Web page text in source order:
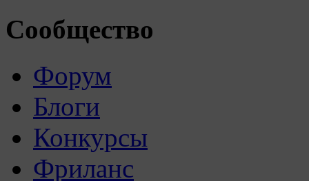
Сообщество
Форум
Блоги
Конкурсы
Фриланс